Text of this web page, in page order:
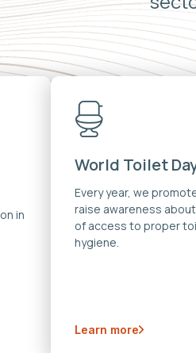
in
World Toilet
Every year, we
raise awareness
of access to proper
hygiene.
Learn more